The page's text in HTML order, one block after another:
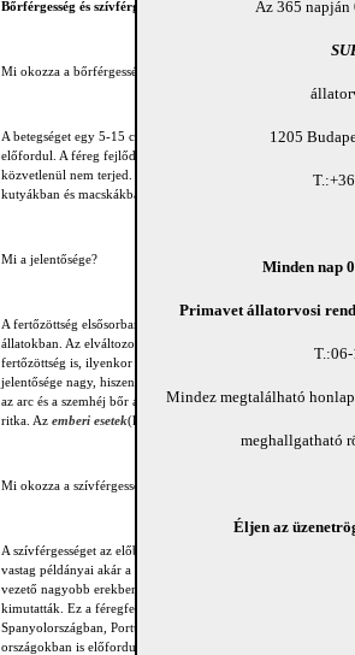
Az 365 napján
1205
Minden nap
Primavet állatorvosi
Mindez megtalálható
meghallgatható
Éljen az
Bőrférgesség és szívférgesség (dirofilariosisok)
Mi okozza a bőrférgességet?
A betegséget egy 5-15 cm hosszú, vékony fonálféregfaj
előfordul. A féreg fejlődésében és terjesztésében a
közvetlenül nem terjed. Az utóbbi tíz évben nemcsak
kutyákban és macskákban.
Mi a jelentősége?
A fertőzöttség elsősorban a bőr alatti kötőszövetben
állatokban. Az elváltozott bőrterületeken viszketegség, a bőr
fertőzöttség is, ilyenkor csak vérvizsgálat során mutatható ki
jelentősége nagy, hiszen a szúnyogok vérszíváskor az ember
az arc és a szemhéj bőr alatti kötőszövetébe vándorolnak,
ritka. Az emberi esetek(kép) is csakúgy, mint a kutya és
Mi okozza a szívférgességet?
A szívférgességet az előbbi féreghez hasonló, másik
vastag példányai akár a 12-30 cm hosszúságot is elérhetik.
vezető nagyobb erekben élősködnek. Szintén a szúnyogok a
kimutatták. Ez a féregfertőzöttség Amerikában, Ausztráliában,
Spanyolországban, Portugáliában, Görögországban és Dél-
országokban is előfordulhat. Hazánkban 2008-ig csak olyan